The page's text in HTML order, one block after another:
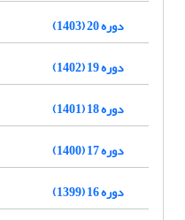
دوره 20 (1403)
دوره 19 (1402)
دوره 18 (1401)
دوره 17 (1400)
دوره 16 (1399)